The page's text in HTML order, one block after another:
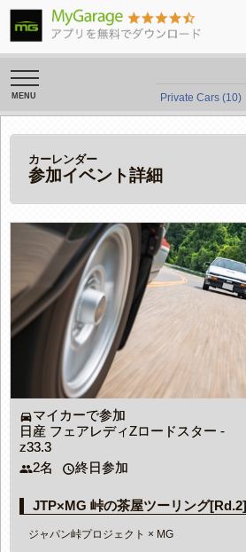
toggle
navigation
Private Cars (10)
カーレンダー
参加イベント詳細
directions_carマイカーで参加
日産 フェアレディZロードスター -
z33.3
people2名 access_time終日参加
JTP×MG 峠の茶屋ツーリング[Rd.2]
ジャパン峠プロジェクト × MG